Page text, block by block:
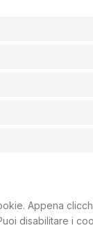
Appena
disabilitare i